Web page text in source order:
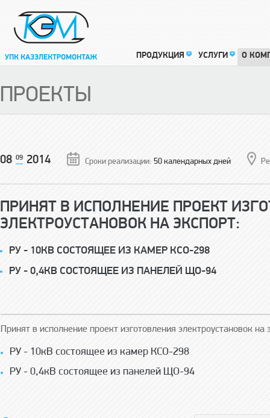
ПРОДУКЦИЯ УСЛУГИ О
ПРОЕКТЫ
08 09 2014 Сроки реализации: 50 календарных дней
ПРИНЯТ В ИСПОЛНЕНИЕ ПРОЕКТ
ЭЛЕКТРОУСТАНОВОК НА ЭКСПОРТ:
РУ - 10КВ СОСТОЯЩЕЕ ИЗ КАМЕР КСО-298
РУ - 0,4КВ СОСТОЯЩЕЕ ИЗ ПАНЕЛЕЙ ЩО-94
Принят в исполнение проект изготовления электроустановок на
РУ - 10кВ состоящее из камер КСО-298
РУ - 0,4кВ состоящее из панелей ЩО-94